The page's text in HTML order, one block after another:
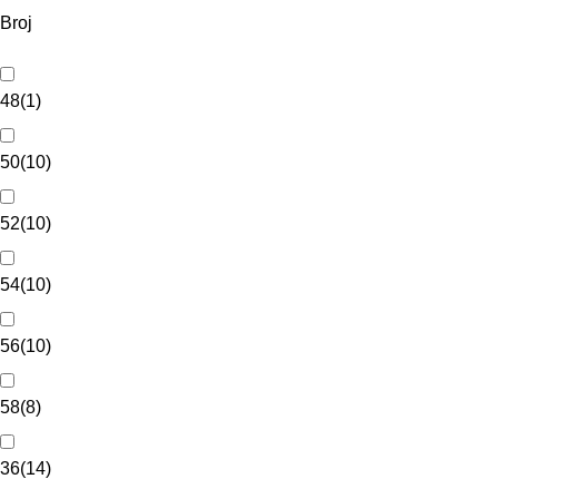
Broj
48(1)
50(10)
52(10)
54(10)
56(10)
58(8)
36(14)